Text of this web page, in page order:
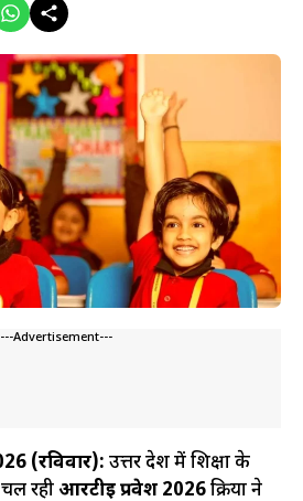
---Advertisement---
(रविवार): उत्तर प्रदेश में शिक्षा के
रहीआरटीई प्रवेश 2026प्रक्रिया ने